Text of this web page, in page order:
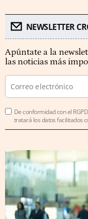
NEWSLETTER
Apúntate a la
las noticias más
De conformidad con el
tratará los datos facilitados